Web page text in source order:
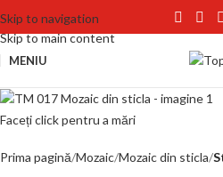
Skip to navigation
Skip to main content
MENIU
Faceți click pentru a mări
Prima pagină Mozaic Mozaic din sticla